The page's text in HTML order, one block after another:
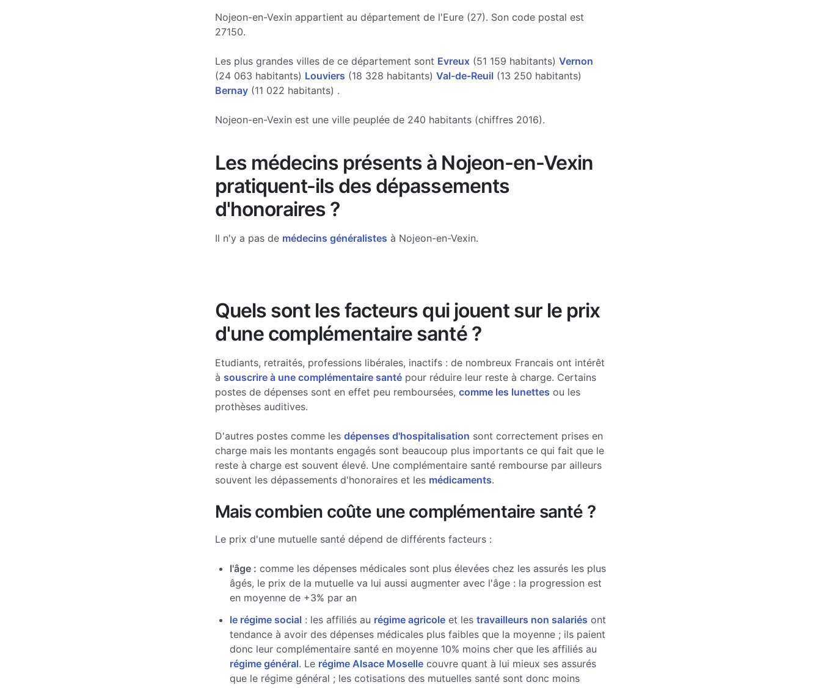
Nojeon-en-Vexin appartient au département de l'Eure (27). Son code postal est
27150.
Les plus grandes villes de ce département sont Evreux(51 159 habitants) Vernon
(24 063 habitants) Louviers (18 328 habitants) Val-de-Reuil (13 250 habitants)
Bernay(11 022 habitants) .
Nojeon-en-Vexin est une ville peuplée de 240 habitants (chiffres 2016).
Les médecins présents à Nojeon-en-Vexin
pratiquent-ils des dépassements
d'honoraires ?
Il n'y a pas de médecins généralistes à Nojeon-en-Vexin.
Quels sont les facteurs qui jouent sur le prix
d'une complémentaire santé ?
Etudiants, retraités, professions libérales, inactifs : de nombreux Francais ont intérêt
à souscrire à une complémentaire santépour réduire leur reste à charge. Certains
postes de dépenses sont en effet peu remboursées, comme les lunettes ou les
prothèses auditives.
D'autres postes comme les dépenses d'hospitalisation sont correctement prises en
charge mais les montants engagés sont beaucoup plus importants ce qui fait que le
reste à charge est souvent élevé. Une complémentaire santé rembourse par ailleurs
souvent les dépassements d'honoraires et les médicaments.
Mais combien coûte une complémentaire santé ?
Le prix d'une mutuelle santé dépend de différents facteurs :
l'âge : comme les dépenses médicales sont plus élevées chez les assurés les plus
âgés, le prix de la mutuelle va lui aussi augmenter avec l'âge : la progression est
en moyenne de +3% par an
le régime social : les affiliés au régime agricoleet les travailleurs non salariés ont
tendance à avoir des dépenses médicales plus faibles que la moyenne ; ils paient
donc leur complémentaire santé en moyenne 10% moins cher que les affiliés au
régime général. Le régime Alsace Mosellecouvre quant à lui mieux ses assurés
que le régime général ; les cotisations des mutuelles santé sont donc moins